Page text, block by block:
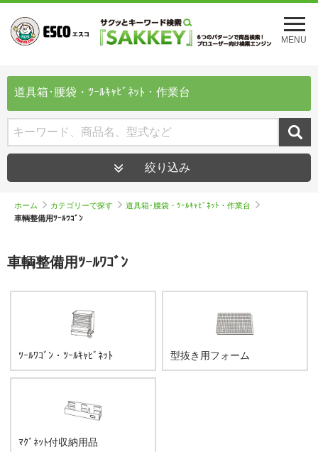
メ
ニ
ュ
を
MENU
道具箱･腰袋・ﾂｰﾙｷｬﾋﾞﾈｯﾄ・作業台
絞り込み
ホーム カテゴリーで探す
道具箱･腰袋・ﾂｰﾙｷｬﾋﾞﾈｯﾄ・作業台
車輌整備用ﾂｰﾙﾜｺﾞﾝ
車輌整備用ﾂｰﾙﾜｺﾞﾝ
ﾂｰﾙﾜｺﾞﾝ・ﾂｰﾙｷｬﾋﾞﾈｯﾄ 型抜き用フォーム
ﾏｸﾞﾈｯﾄ付収納用品